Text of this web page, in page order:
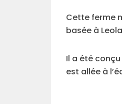
Cette ferme
basée à
Il a été
est allée à